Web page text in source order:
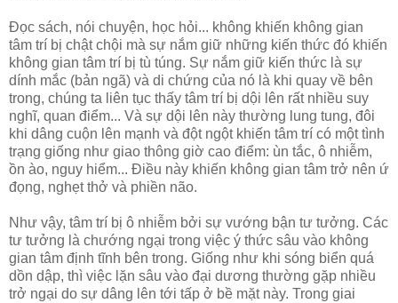
Đọc sách, nói chuyện, học hỏi... không khiến không gian
tâm trí bị chật chội mà sự nắm giữ những kiến thức đó khiến
không gian tâm trí bị tù túng. Sự nắm giữ kiến thức là sự
dính mắc (bản ngã) và di chứng của nó là khi quay về bên
trong, chúng ta liên tục thấy tâm trí bị dội lên rất nhiều suy
nghĩ, quan điểm... Và sự dội lên này thường lung tung, đôi
khi dâng cuộn lên mạnh và đột ngột khiến tâm trí có một tình
trạng giống như giao thông giờ cao điểm: ùn tắc, ô nhiễm,
ồn ào, nguy hiểm... Điều này khiến không gian tâm trở nên ứ
đọng, nghẹt thở và phiền não.
Như vậy, tâm trí bị ô nhiễm bởi sự vướng bận tư tưởng. Các
tư tưởng là chướng ngại trong việc ý thức sâu vào không
gian tâm định tĩnh bên trong. Giống như khi sóng biển quá
dồn dập, thì việc lặn sâu vào đại dương thường gặp nhiều
trở ngại do sự dâng lên tới tấp ở bề mặt này. Trong giai